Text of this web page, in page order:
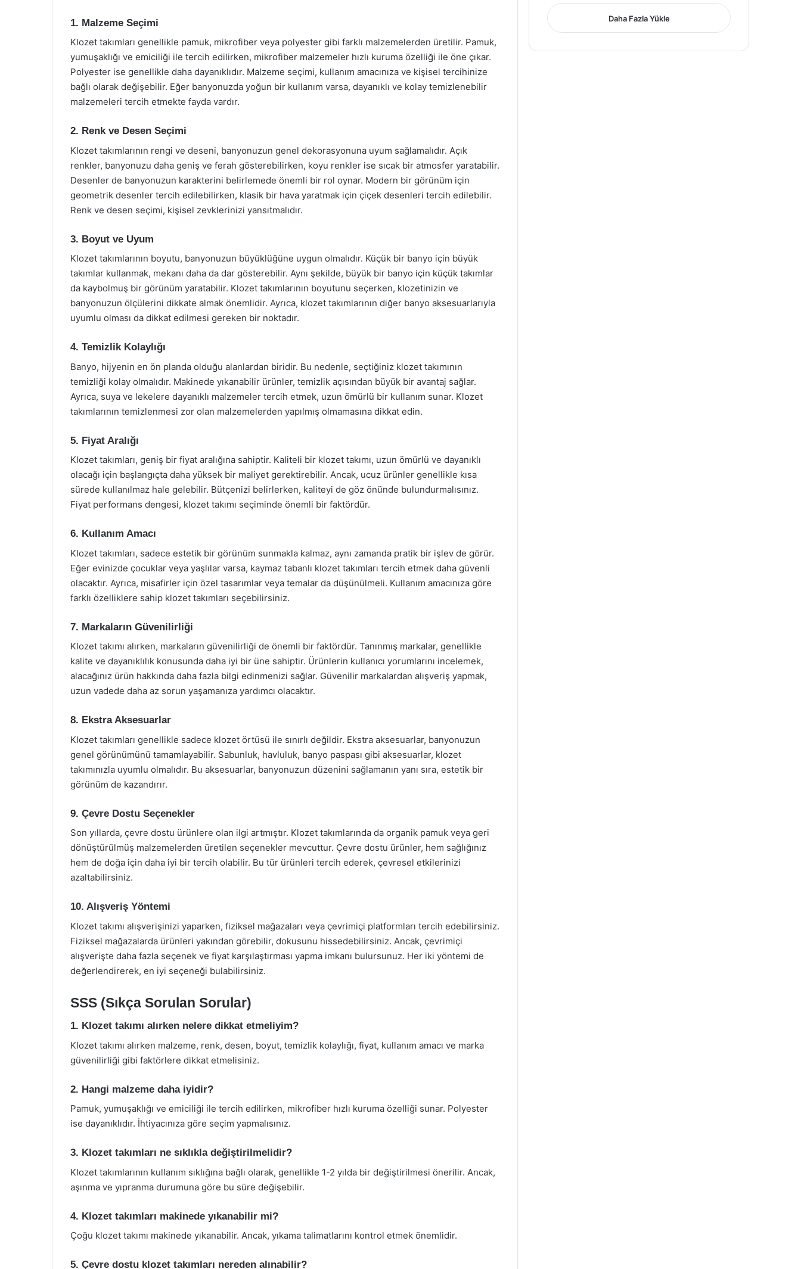
1. Malzeme Seçimi
Klozet takımları genellikle pamuk, mikrofiber veya polyester gibi farklı malzemelerden üretilir. Pamuk,
yumuşaklığı ve emiciliği ile tercih edilirken, mikrofiber malzemeler hızlı kuruma özelliği ile öne çıkar.
Polyester ise genellikle daha dayanıklıdır. Malzeme seçimi, kullanım amacınıza ve kişisel tercihinize
bağlı olarak değişebilir. Eğer banyonuzda yoğun bir kullanım varsa, dayanıklı ve kolay temizlenebilir
malzemeleri tercih etmekte fayda vardır.
2. Renk ve Desen Seçimi
Klozet takımlarının rengi ve deseni, banyonuzun genel dekorasyonuna uyum sağlamalıdır. Açık
renkler, banyonuzu daha geniş ve ferah gösterebilirken, koyu renkler ise sıcak bir atmosfer yaratabilir.
Desenler de banyonuzun karakterini belirlemede önemli bir rol oynar. Modern bir görünüm için
geometrik desenler tercih edilebilirken, klasik bir hava yaratmak için çiçek desenleri tercih edilebilir.
Renk ve desen seçimi, kişisel zevklerinizi yansıtmalıdır.
3. Boyut ve Uyum
Klozet takımlarının boyutu, banyonuzun büyüklüğüne uygun olmalıdır. Küçük bir banyo için büyük
takımlar kullanmak, mekanı daha da dar gösterebilir. Aynı şekilde, büyük bir banyo için küçük takımlar
da kaybolmuş bir görünüm yaratabilir. Klozet takımlarının boyutunu seçerken, klozetinizin ve
banyonuzun ölçülerini dikkate almak önemlidir. Ayrıca, klozet takımlarının diğer banyo aksesuarlarıyla
uyumlu olması da dikkat edilmesi gereken bir noktadır.
4. Temizlik Kolaylığı
Banyo, hijyenin en ön planda olduğu alanlardan biridir. Bu nedenle, seçtiğiniz klozet takımının
temizliği kolay olmalıdır. Makinede yıkanabilir ürünler, temizlik açısından büyük bir avantaj sağlar.
Ayrıca, suya ve lekelere dayanıklı malzemeler tercih etmek, uzun ömürlü bir kullanım sunar. Klozet
takımlarının temizlenmesi zor olan malzemelerden yapılmış olmamasına dikkat edin.
5. Fiyat Aralığı
Klozet takımları, geniş bir fiyat aralığına sahiptir. Kaliteli bir klozet takımı, uzun ömürlü ve dayanıklı
olacağı için başlangıçta daha yüksek bir maliyet gerektirebilir. Ancak, ucuz ürünler genellikle kısa
sürede kullanılmaz hale gelebilir. Bütçenizi belirlerken, kaliteyi de göz önünde bulundurmalısınız.
Fiyat performans dengesi, klozet takımı seçiminde önemli bir faktördür.
6. Kullanım Amacı
Klozet takımları, sadece estetik bir görünüm sunmakla kalmaz, aynı zamanda pratik bir işlev de görür.
Eğer evinizde çocuklar veya yaşlılar varsa, kaymaz tabanlı klozet takımları tercih etmek daha güvenli
olacaktır. Ayrıca, misafirler için özel tasarımlar veya temalar da düşünülmeli. Kullanım amacınıza göre
farklı özelliklere sahip klozet takımları seçebilirsiniz.
7. Markaların Güvenilirliği
Klozet takımı alırken, markaların güvenilirliği de önemli bir faktördür. Tanınmış markalar, genellikle
kalite ve dayanıklılık konusunda daha iyi bir üne sahiptir. Ürünlerin kullanıcı yorumlarını incelemek,
alacağınız ürün hakkında daha fazla bilgi edinmenizi sağlar. Güvenilir markalardan alışveriş yapmak,
uzun vadede daha az sorun yaşamanıza yardımcı olacaktır.
8. Ekstra Aksesuarlar
Klozet takımları genellikle sadece klozet örtüsü ile sınırlı değildir. Ekstra aksesuarlar, banyonuzun
genel görünümünü tamamlayabilir. Sabunluk, havluluk, banyo paspası gibi aksesuarlar, klozet
takımınızla uyumlu olmalıdır. Bu aksesuarlar, banyonuzun düzenini sağlamanın yanı sıra, estetik bir
görünüm de kazandırır.
9. Çevre Dostu Seçenekler
Son yıllarda, çevre dostu ürünlere olan ilgi artmıştır. Klozet takımlarında da organik pamuk veya geri
dönüştürülmüş malzemelerden üretilen seçenekler mevcuttur. Çevre dostu ürünler, hem sağlığınız
hem de doğa için daha iyi bir tercih olabilir. Bu tür ürünleri tercih ederek, çevresel etkilerinizi
azaltabilirsiniz.
10. Alışveriş Yöntemi
Klozet takımı alışverişinizi yaparken, fiziksel mağazaları veya çevrimiçi platformları tercih edebilirsiniz.
Fiziksel mağazalarda ürünleri yakından görebilir, dokusunu hissedebilirsiniz. Ancak, çevrimiçi
alışverişte daha fazla seçenek ve fiyat karşılaştırması yapma imkanı bulursunuz. Her iki yöntemi de
değerlendirerek, en iyi seçeneği bulabilirsiniz.
SSS (Sıkça Sorulan Sorular)
1. Klozet takımı alırken nelere dikkat etmeliyim?
Klozet takımı alırken malzeme, renk, desen, boyut, temizlik kolaylığı, fiyat, kullanım amacı ve marka
güvenilirliği gibi faktörlere dikkat etmelisiniz.
2. Hangi malzeme daha iyidir?
Pamuk, yumuşaklığı ve emiciliği ile tercih edilirken, mikrofiber hızlı kuruma özelliği sunar. Polyester
ise dayanıklıdır. İhtiyacınıza göre seçim yapmalısınız.
3. Klozet takımları ne sıklıkla değiştirilmelidir?
Klozet takımlarının kullanım sıklığına bağlı olarak, genellikle 1-2 yılda bir değiştirilmesi önerilir. Ancak,
aşınma ve yıpranma durumuna göre bu süre değişebilir.
4. Klozet takımları makinede yıkanabilir mi?
Çoğu klozet takımı makinede yıkanabilir. Ancak, yıkama talimatlarını kontrol etmek önemlidir.
5. Çevre dostu klozet takımları nereden alınabilir?
Daha Fazla Yükle